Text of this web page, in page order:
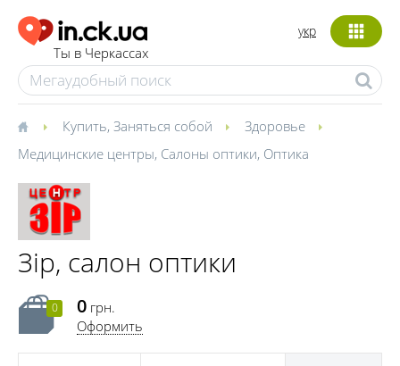
Ты в Черкассах
укр
Купить, Заняться собой
Здоровье
Медицинские центры, Салоны оптики, Оптика
Зір, салон оптики
0 0 грн.
Оформить